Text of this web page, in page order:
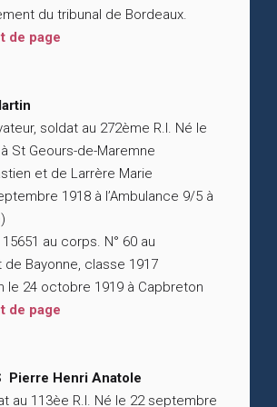
du tribunal de Bordeaux.
de page
soldat au 272ème R.I. Né le
St Geours-de-Maremne
et de Larrère Marie
1918 à l’Ambulance 9/5 à
au corps. N° 60 au
Bayonne, classe 1917
le 24 octobre 1919 à Capbreton
de page
Pierre Henri Anatole
au 113èe R.I. Né le 22 septembre